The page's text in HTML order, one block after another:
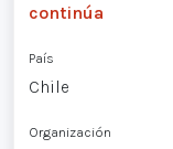
continúa
País
Chile
Organización